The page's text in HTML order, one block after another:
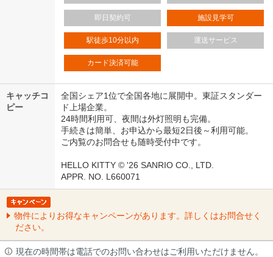
即日契約可 施設見学可
駅徒歩10分以内 運送サービス
カード決済可能
キャッチコ
ピー
全国シェア1位で全国各地に展開中。東証スタンダー
ド上場企業。
24時間利用可、夜間は外灯照明も完備。
手続きは簡単、お申込から最短2日後～利用可能。
ご内覧のお問合せも随時受付中です。
HELLO KITTY © '26 SANRIO CO., LTD.
APPR. NO. L660071
物件によりお得なキャンペーンがあります。詳しくはお問合せく
ださい。
現在の時間帯は電話でのお問い合わせはご利用いただけません。